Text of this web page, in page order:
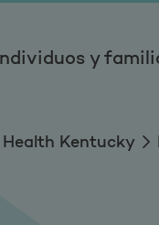
y
Kentucky